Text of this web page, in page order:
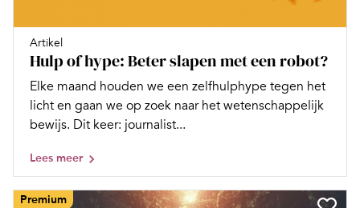
Artikel
Hulp of hype: Beter slapen met een robot?
Elke maand houden we een zelfhulphype tegen het
licht en gaan we op zoek naar het wetenschappelijk
bewijs. Dit keer: journalist...
Lees meer
Premium